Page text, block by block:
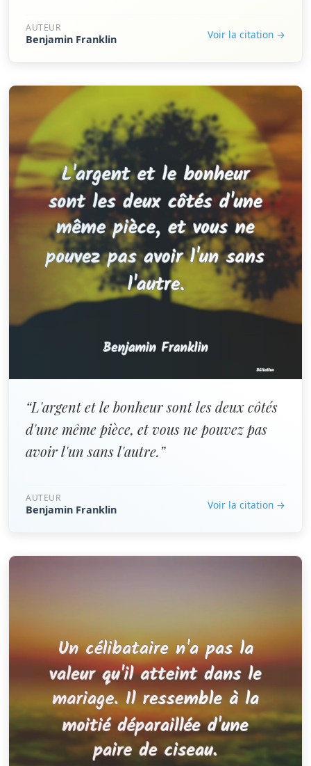
AUTEUR
Benjamin Franklin Voir la citation →
“L'argent et le bonheur sont les deux côtés
d'une même pièce, et vous ne pouvez pas
avoir l'un sans l'autre.”
AUTEUR
Benjamin Franklin Voir la citation →